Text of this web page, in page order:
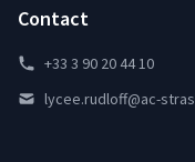
Contact
+33 3 90 20 44 10
lycee.rudloff@ac-